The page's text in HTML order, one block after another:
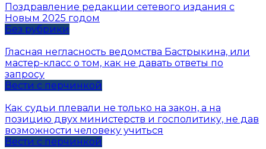
Поздравление редакции сетевого издания с
Новым 2025 годом
Без рубрики
Гласная негласность ведомства Бастрыкина, или
мастер-класс о том, как не давать ответы по
запросу
Вести с перчинкой
Как судьи плевали не только на закон, а на
позицию двух министерств и госполитику, не дав
возможности человеку учиться
Вести с перчинкой